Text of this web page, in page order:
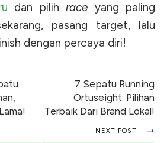
dan pilihrace yang paling
pasang target, lalu
dengan percaya diri!
7 Sepatu Running
Ortuseight: Pilihan
Terbaik Dari Brand Lokal!
NEXT POST